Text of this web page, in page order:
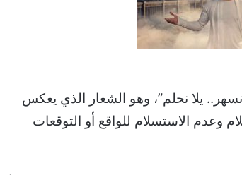
نسهر.. يلا نحلم”، وهو الشعار الذي يعكس
وعدم الاستسلام للواقع أو التوقعات